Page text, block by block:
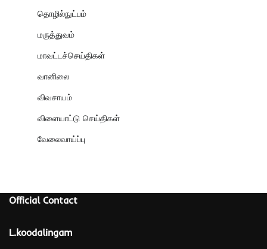
தொழில்நுட்பம்
மருத்துவம்
மாவட்டச்செய்திகள்
வானிலை
விவசாயம்
விளையாட்டு செய்திகள்
வேலைவாய்ப்பு
Official Contact
L.koodalingam